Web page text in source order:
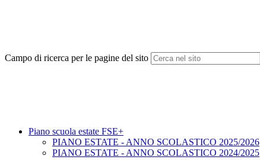
Campo di ricerca per le pagine del sito
Piano scuola estate FSE+
PIANO ESTATE - ANNO SCOLASTICO 2025/2026
PIANO ESTATE - ANNO SCOLASTICO 2024/2025